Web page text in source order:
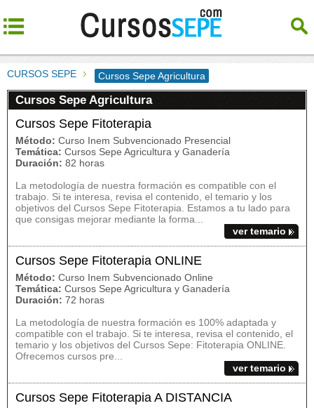
CURSOS SEPE Cursos Sepe Agricultura
Cursos Sepe Agricultura
Cursos Sepe Fitoterapia
Método: Curso Inem Subvencionado Presencial
Temática: Cursos Sepe Agricultura y Ganadería
Duración: 82 horas
La metodología de nuestra formación es compatible con el
trabajo. Si te interesa, revisa el contenido, el temario y los
objetivos del Cursos Sepe Fitoterapia. Estamos a tu lado para
que consigas mejorar mediante la forma...
ver temario
Cursos Sepe Fitoterapia ONLINE
Método: Curso Inem Subvencionado Online
Temática: Cursos Sepe Agricultura y Ganadería
Duración: 72 horas
La metodología de nuestra formación es 100% adaptada y
compatible con el trabajo. Si te interesa, revisa el contenido, el
temario y los objetivos del Cursos Sepe: Fitoterapia ONLINE.
Ofrecemos cursos pre...
ver temario
Cursos Sepe Fitoterapia A DISTANCIA